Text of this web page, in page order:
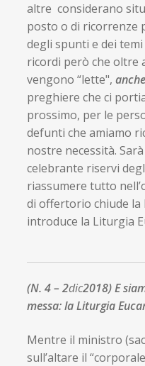
altre considerano
posto o di ricorrenze
degli spunti e dei
ricordi però che oltre
vengono “lette",
preghiere che ci
prossimo, per le
defunti che amiamo
nostre necessità.
celebrante riservi
riassumere tutto
di offertorio chiude la
introduce la Liturgia
(N. 4 – 2dic2018)E
messa: la Liturgia
Mentre il ministro
sull’altare il